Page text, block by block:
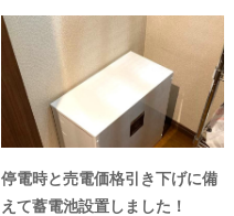
停電時と売電価格引き下げに備
えて蓄電池設置しました！